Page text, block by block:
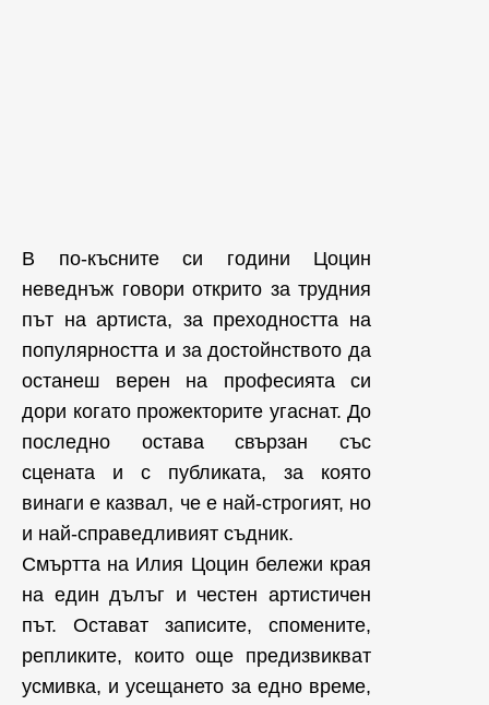
В по-късните си години Цоцин
неведнъж говори открито за трудния
път на артиста, за преходността на
популярността и за достойнството да
останеш верен на професията си
дори когато прожекторите угаснат. До
последно остава свързан със
сцената и с публиката, за която
винаги е казвал, че е най-строгият, но
и най-справедливият съдник.
Смъртта на Илия Цоцин бележи края
на един дълъг и честен артистичен
път. Остават записите, спомените,
репликите, които още предизвикват
усмивка, и усещането за едно време,